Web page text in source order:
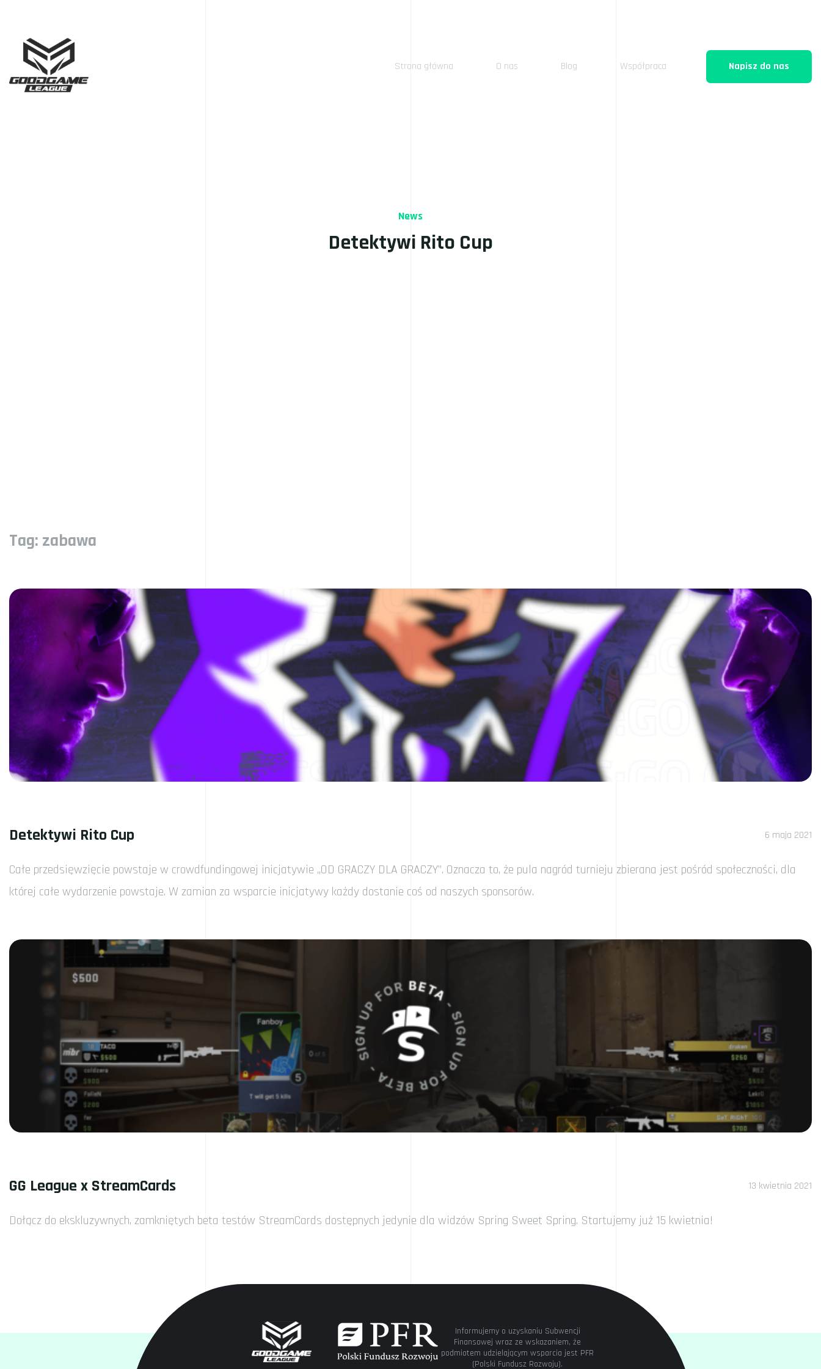
Strona główna O nas Blog Współpraca Napisz do nas
News
Detektywi Rito Cup
Tag: zabawa
Detektywi Rito Cup 6 maja 2021
Całe przedsięwzięcie powstaje w crowdfundingowej inicjatywie „OD GRACZY DLA GRACZY”. Oznacza to, że pula nagród turnieju zbierana jest pośród społeczności, dla
której całe wydarzenie powstaje. W zamian za wsparcie inicjatywy każdy dostanie coś od naszych sponsorów.
GG League x StreamCards 13 kwietnia 2021
Dołącz do ekskluzywnych, zamkniętych beta testów StreamCards dostępnych jedynie dla widzów Spring Sweet Spring. Startujemy już 15 kwietnia!
Informujemy o uzyskaniu Subwencji
Finansowej wraz ze wskazaniem, że
podmiotem udzielającym wsparcia jest PFR
(Polski Fundusz Rozwoju).